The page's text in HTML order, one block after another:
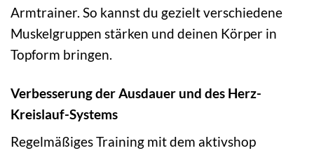
Armtrainer. So kannst du gezielt verschiedene
Muskelgruppen stärken und deinen Körper in
Topform bringen.
Verbesserung der Ausdauer und des Herz-
Kreislauf-Systems
Regelmäßiges Training mit dem aktivshop